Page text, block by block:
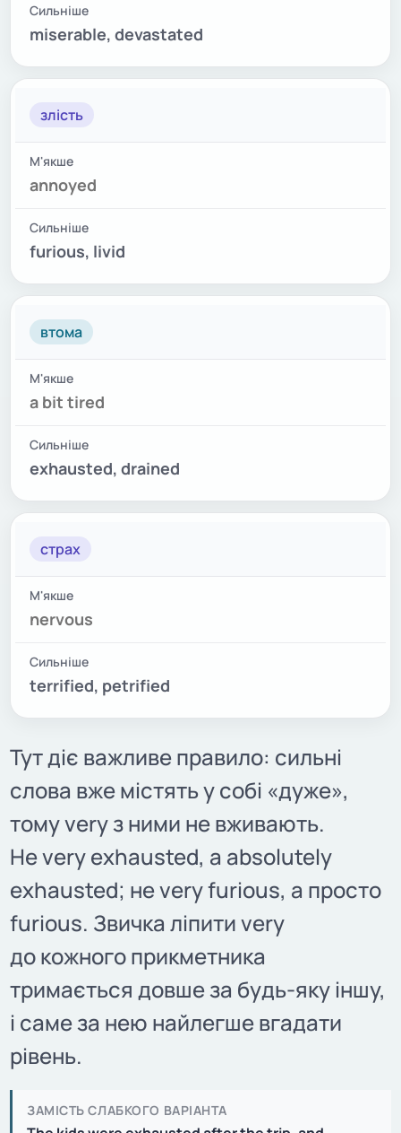
miserable, devastated
злість
annoyed
furious, livid
втома
a bit tired
exhausted, drained
страх
nervous
terrified, petrified
Тут діє важливе правило: сильні
слова вже містять у собі «дуже»,
тому very з ними не вживають.
Не very exhausted, а absolutely
exhausted; не very furious, а просто
furious. Звичка ліпити very
до кожного прикметника
тримається довше за будь-яку іншу,
і саме за нею найлегше вгадати
рівень.
ЗАМІСТЬ СЛАБКОГО ВАРІАНТА